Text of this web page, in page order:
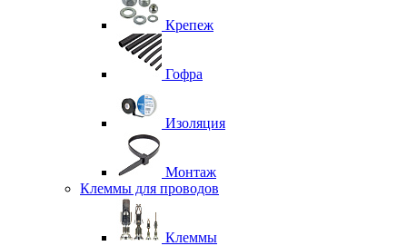
Крепеж
Гофра
Изоляция
Монтаж
Клеммы для проводов
Клеммы